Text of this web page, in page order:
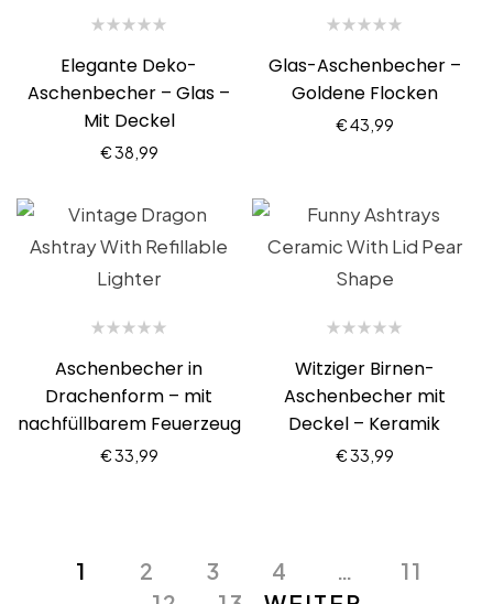
Elegante Deko-
Aschenbecher – Glas –
Mit Deckel
€38,99
Glas-Aschenbecher –
Goldene Flocken
€43,99
Aschenbecher in
Drachenform – mit
nachfüllbarem Feuerzeug
€33,99
Witziger Birnen-
Aschenbecher mit
Deckel – Keramik
€33,99
1 2 3 4 …
11